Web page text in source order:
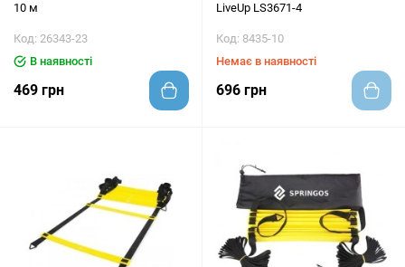
10 м
Код: 26343-23
В наявності
469 грн
LiveUp LS3671-4
Код: 8435-10
Немає в наявності
696 грн